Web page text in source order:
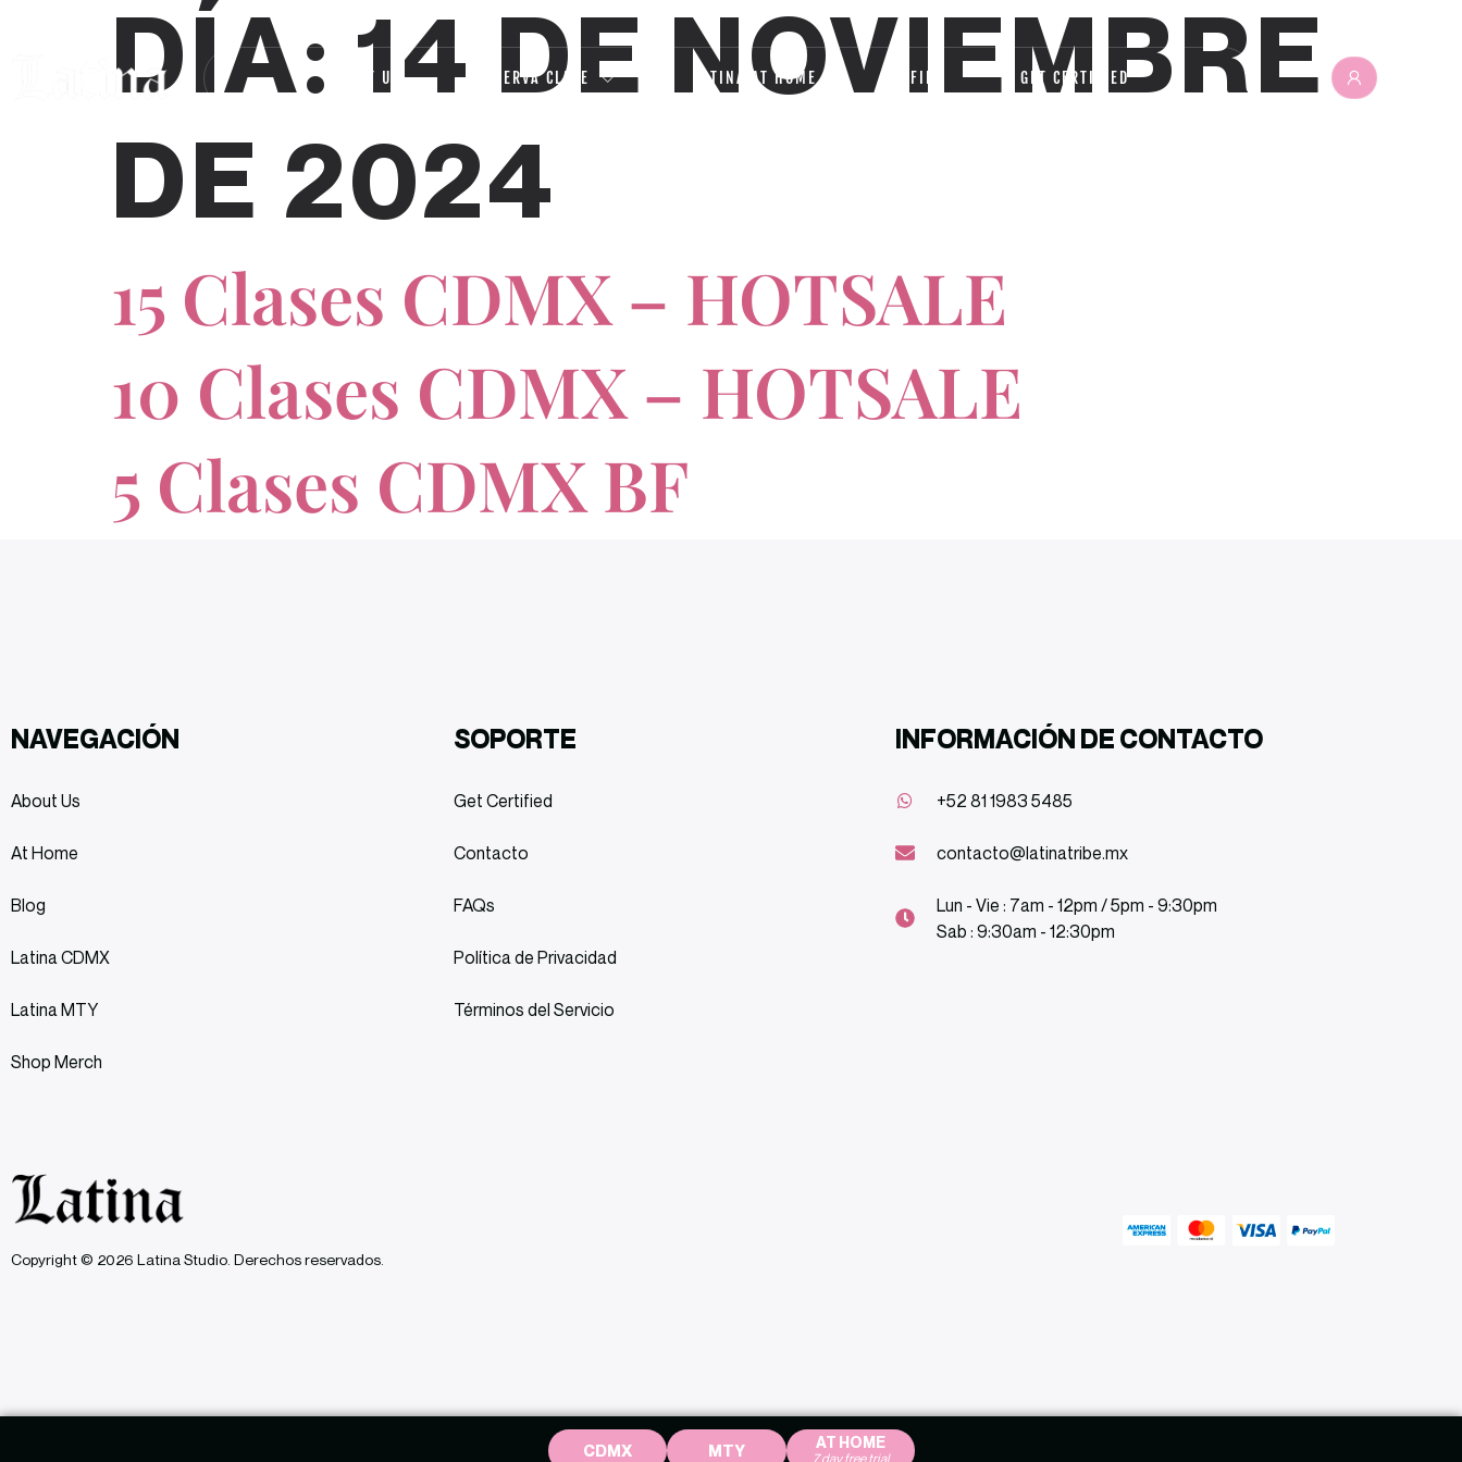
ABOUT US RESERVA CLASE LATINA AT HOME FFFIRE GET CERTIFIED
DÍA: 14 DE NOVIEMBRE
DE 2024
15 Clases CDMX – HOTSALE
10 Clases CDMX – HOTSALE
5 Clases CDMX BF
NAVEGACIÓN
About Us
At Home
Blog
Latina CDMX
Latina MTY
Shop Merch
SOPORTE
Get Certified
Contacto
FAQs
Política de Privacidad
Términos del Servicio
INFORMACIÓN DE CONTACTO
+52 81 1983 5485
contacto@latinatribe.mx
Lun - Vie : 7am - 12pm / 5pm - 9:30pm
Sab : 9:30am - 12:30pm
Copyright © 2026 Latina Studio. Derechos reservados.
CDMX MTY AT HOME
7 day free trial